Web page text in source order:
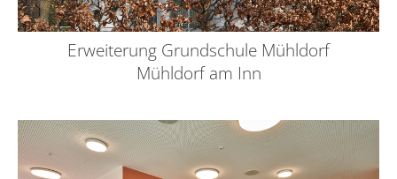
Erweiterung Grundschule Mühldorf
Mühldorf am Inn